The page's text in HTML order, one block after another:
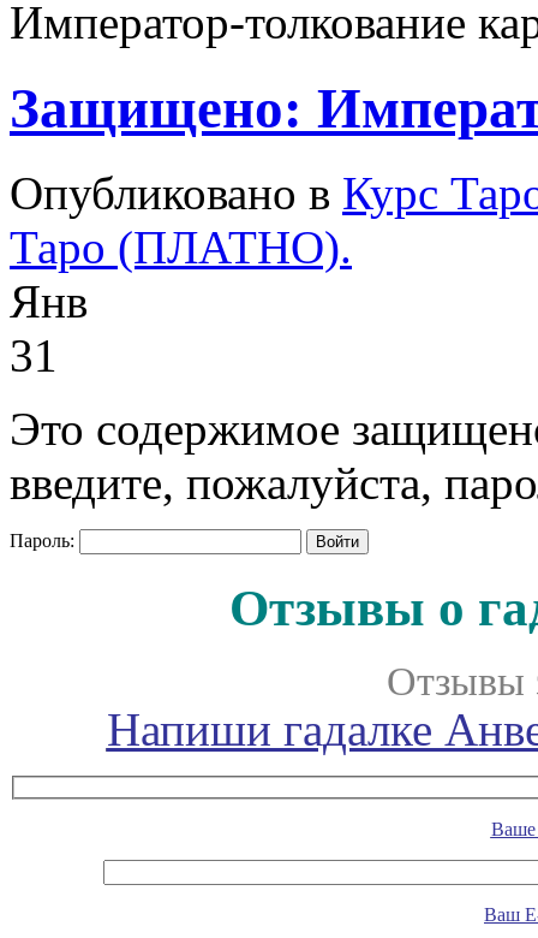
Император-толкование
Защищено:
Опубликовано в Курс
Таро (ПЛАТНО).
Янв
31
Это содержимое
введите, пожалуйста,
Пароль:
Отзывы о
Отзывы
Напиши гадалке
Ваше
Ваш